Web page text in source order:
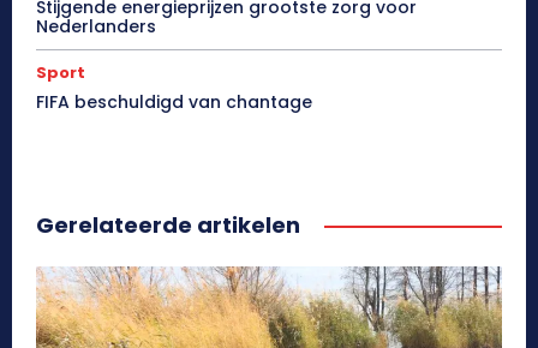
Stijgende energieprijzen grootste zorg voor
Nederlanders
Sport
FIFA beschuldigd van chantage
Gerelateerde artikelen